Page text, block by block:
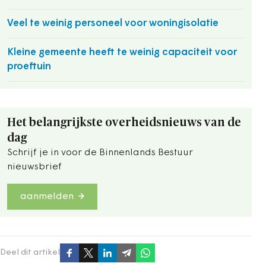
Veel te weinig personeel voor woningisolatie
Kleine gemeente heeft te weinig capaciteit voor
proeftuin
Het belangrijkste overheidsnieuws van de
dag
Schrijf je in voor de Binnenlands Bestuur
nieuwsbrief
aanmelden
Deel dit artikel